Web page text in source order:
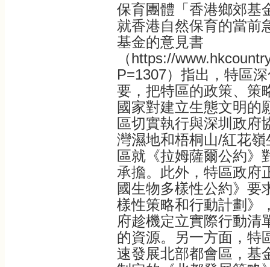
保育團體「香港鄉郊基
就香港自然保育的當前
基金的意見書
（https://
P=1307）指出，特區
要，把特區的政策、策
國家對建立生態文明的
區切實執行與深圳政府
灣濕地和梧桐山/紅花
區就《拉姆薩爾公約》
承擔。此外，特區政府
國生物多樣性公約》要
樣性策略和行動計劃》
府趁機定立實際行動清
的資源。另一方面，特
速發展北部都會區，基